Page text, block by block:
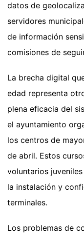
datos de
servidores
de información
comisiones de
La brecha digital
edad representa
plena eficacia del
el ayuntamiento
los centros de
de abril. Estos
voluntarios
la instalación y
terminales.
Los problemas de